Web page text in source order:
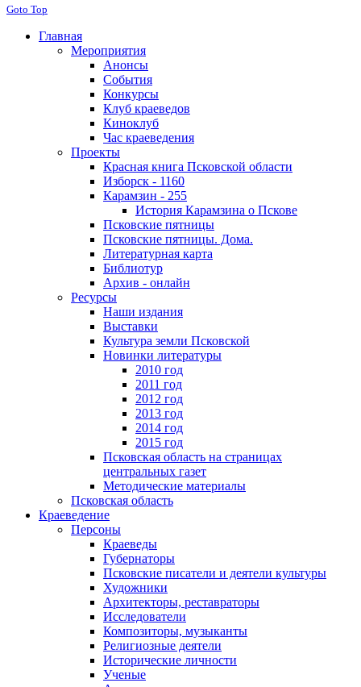
Goto Top
Главная
Мероприятия
Анонсы
События
Конкурсы
Клуб краеведов
Киноклуб
Час краеведения
Проекты
Красная книга Псковской области
Изборск - 1160
Карамзин - 255
История Карамзина о Пскове
Псковские пятницы
Псковские пятницы. Дома.
Литературная карта
Библиотур
Архив - онлайн
Ресурсы
Наши издания
Выставки
Культура земли Псковской
Новинки литературы
2010 год
2011 год
2012 год
2013 год
2014 год
2015 год
Псковская область на страницах
центральных газет
Методические материалы
Псковская область
Краеведение
Персоны
Краеведы
Губернаторы
Псковские писатели и деятели культуры
Художники
Архитекторы, реставраторы
Исследователи
Композиторы, музыканты
Религиозные деятели
Исторические личности
Ученые